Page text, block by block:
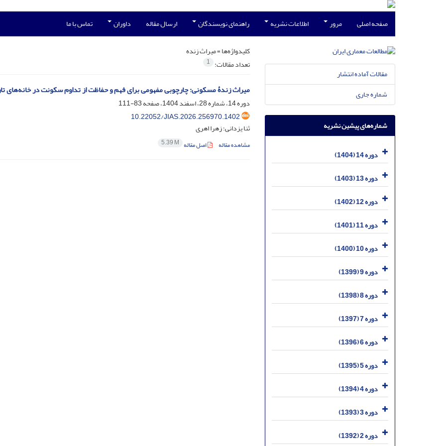
صفحه اصلی مرور اطلاعات نشریه راهنمای نویسندگان ارسال مقاله داوران تماس با ما
کلیدواژه‌ها =میراث زنده
تعداد مقالات: 1
میراث زندۀ مسکونی: چارچوبی مفهومی برای فهم و حفاظت از تداوم سکونت در خانه‌های
دوره 14، شماره 28، اسفند 1404، صفحه
83-111
10.22052/JIAS.2026.256970.1402
ثنا یزدانی؛ زهرا اهری
مشاهده مقاله اصل مقاله 5.39 M
مقالات آماده انتشار
شماره جاری
شماره‌های پیشین نشریه
دوره 14 (1404)
دوره 13 (1403)
دوره 12 (1402)
دوره 11 (1401)
دوره 10 (1400)
دوره 9 (1399)
دوره 8 (1398)
دوره 7 (1397)
دوره 6 (1396)
دوره 5 (1395)
دوره 4 (1394)
دوره 3 (1393)
دوره 2 (1392)